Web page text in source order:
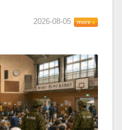
2026-08-05